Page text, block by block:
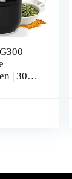
| 300
met
Dry